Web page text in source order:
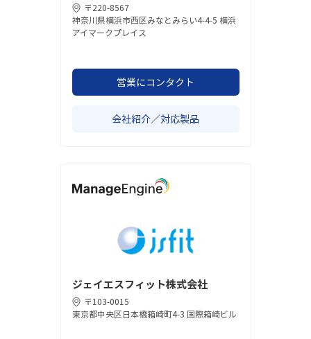
〒220-8567
神奈川県横浜市西区みなとみらい4-4-5 横浜
アイマークプレイス
営業にコンタクト
会社紹介／対応製品
ジェイエスフィット株式会社
〒103-0015
東京都中央区日本橋箱崎町4-3 国際箱崎ビル